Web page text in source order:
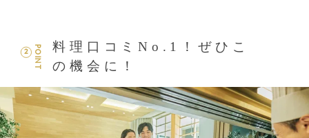
POINT
2
料理口コミNo.1！ぜひこ
の機会に！